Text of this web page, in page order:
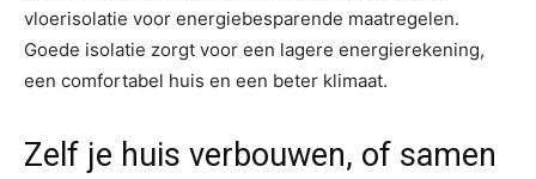
vloerisolatie voor energiebesparende maatregelen.
Goede isolatie zorgt voor een lagere energierekening,
een comfortabel huis en een beter klimaat.
Zelf je huis verbouwen, of samen